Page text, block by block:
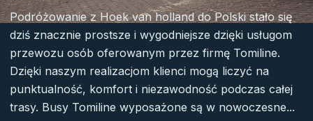
Podróżowanie z Hoek van holland do Polski stało się
dziś znacznie prostsze i wygodniejsze dzięki usługom
przewozu osób oferowanym przez firmę Tomiline.
Dzięki naszym realizacjom klienci mogą liczyć na
punktualność, komfort i niezawodność podczas całej
trasy. Busy Tomiline wyposażone są w nowoczesne...